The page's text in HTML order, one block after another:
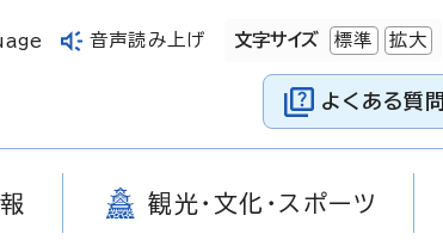
音声読み上げ 文字サイズ 標準 拡大
よくある質問
観光・文化・スポーツ